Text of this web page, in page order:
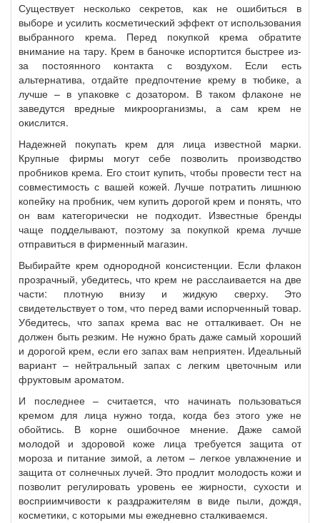
Существует несколько секретов, как не ошибиться в
выборе и усилить косметический эффект от использования
выбранного крема. Перед покупкой крема обратите
внимание на тару. Крем в баночке испортится быстрее из-
за постоянного контакта с воздухом. Если есть
альтернатива, отдайте предпочтение крему в тюбике, а
лучше – в упаковке с дозатором. В таком флаконе не
заведутся вредные микроорганизмы, а сам крем не
окислится.
Надежней покупать крем для лица известной марки.
Крупные фирмы могут себе позволить производство
пробников крема. Его стоит купить, чтобы провести тест на
совместимость с вашей кожей. Лучше потратить лишнюю
копейку на пробник, чем купить дорогой крем и понять, что
он вам категорически не подходит. Известные бренды
чаще подделывают, поэтому за покупкой крема лучше
отправиться в фирменный магазин.
Выбирайте крем однородной консистенции. Если флакон
прозрачный, убедитесь, что крем не расслаивается на две
части: плотную внизу и жидкую сверху. Это
свидетельствует о том, что перед вами испорченный товар.
Убедитесь, что запах крема вас не отталкивает. Он не
должен быть резким. Не нужно брать даже самый хороший
и дорогой крем, если его запах вам неприятен. Идеальный
вариант – нейтральный запах с легким цветочным или
фруктовым ароматом.
И последнее – считается, что начинать пользоваться
кремом для лица нужно тогда, когда без этого уже не
обойтись. В корне ошибочное мнение. Даже самой
молодой и здоровой коже лица требуется защита от
мороза и питание зимой, а летом – легкое увлажнение и
защита от солнечных лучей. Это продлит молодость кожи и
позволит регулировать уровень ее жирности, сухости и
восприимчивости к раздражителям в виде пыли, дождя,
косметики, с которыми мы ежедневно сталкиваемся.